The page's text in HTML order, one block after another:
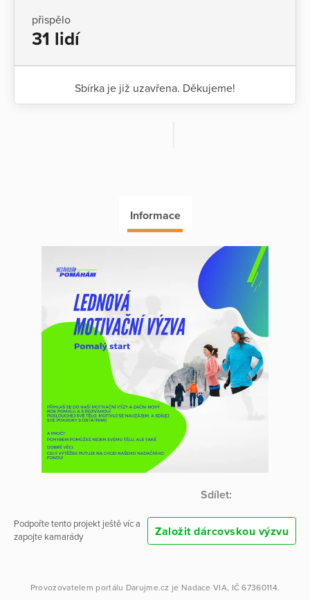
přispělo
31 lidí
Sbírka je již uzavřena. Děkujeme!
Informace
Sdílet:
Podpořte tento projekt ještě víc a
zapojte kamarády
Založit dárcovskou výzvu
Provozovatelem portálu Darujme.cz je Nadace VIA, IČ 67360114.